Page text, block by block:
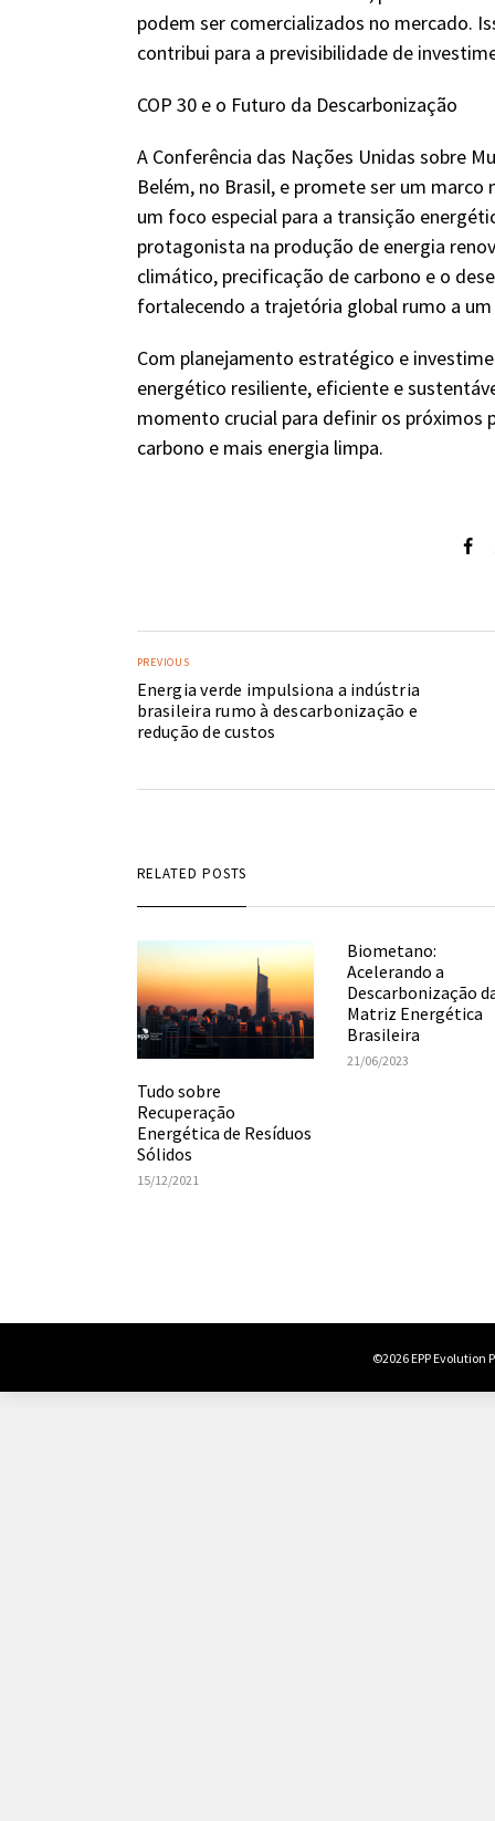
podem ser comercializados no mercado.
contribui para a previsibilidade de
COP 30 e o Futuro da Descarbonização
A Conferência das Nações Unidas sobre
Belém, no Brasil, e promete ser um
um foco especial para a transição
protagonista na produção de energia
climático, precificação de carbono e o
fortalecendo a trajetória global rumo a
Com planejamento estratégico e
energético resiliente, eficiente e
momento crucial para definir os próximos
carbono e mais energia limpa.
PREVIOUS
Energia verde impulsiona a indústria
brasileira rumo à descarbonização e
redução de custos
RELATED POSTS
Tudo sobre
Recuperação
Energética de Resíduos
Sólidos
15/12/2021
Biometano:
Acelerando a
Descarbonização
Matriz Energética
Brasileira
21/06/2023
©2026 EPP Evolution